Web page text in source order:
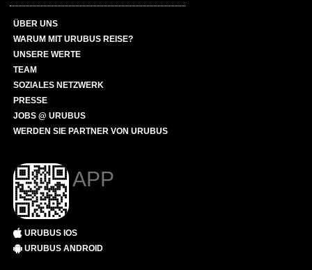
ÜBER UNS
WARUM MIT URUBUS REISE?
UNSERE WERTE
TEAM
SOZIALES NETZWERK
PRESSE
JOBS @ URUBUS
WERDEN SIE PARTNER VON URUBUS
APP
URUBUS IOS
URUBUS ANDROID